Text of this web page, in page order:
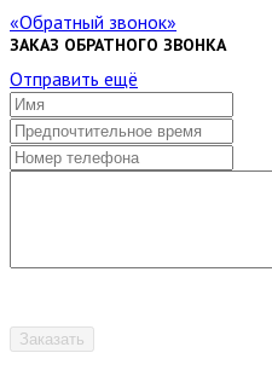
Обратный звонок
ЗАКАЗ ОБРАТНОГО ЗВОНКА
Отправить ещё
Заказать